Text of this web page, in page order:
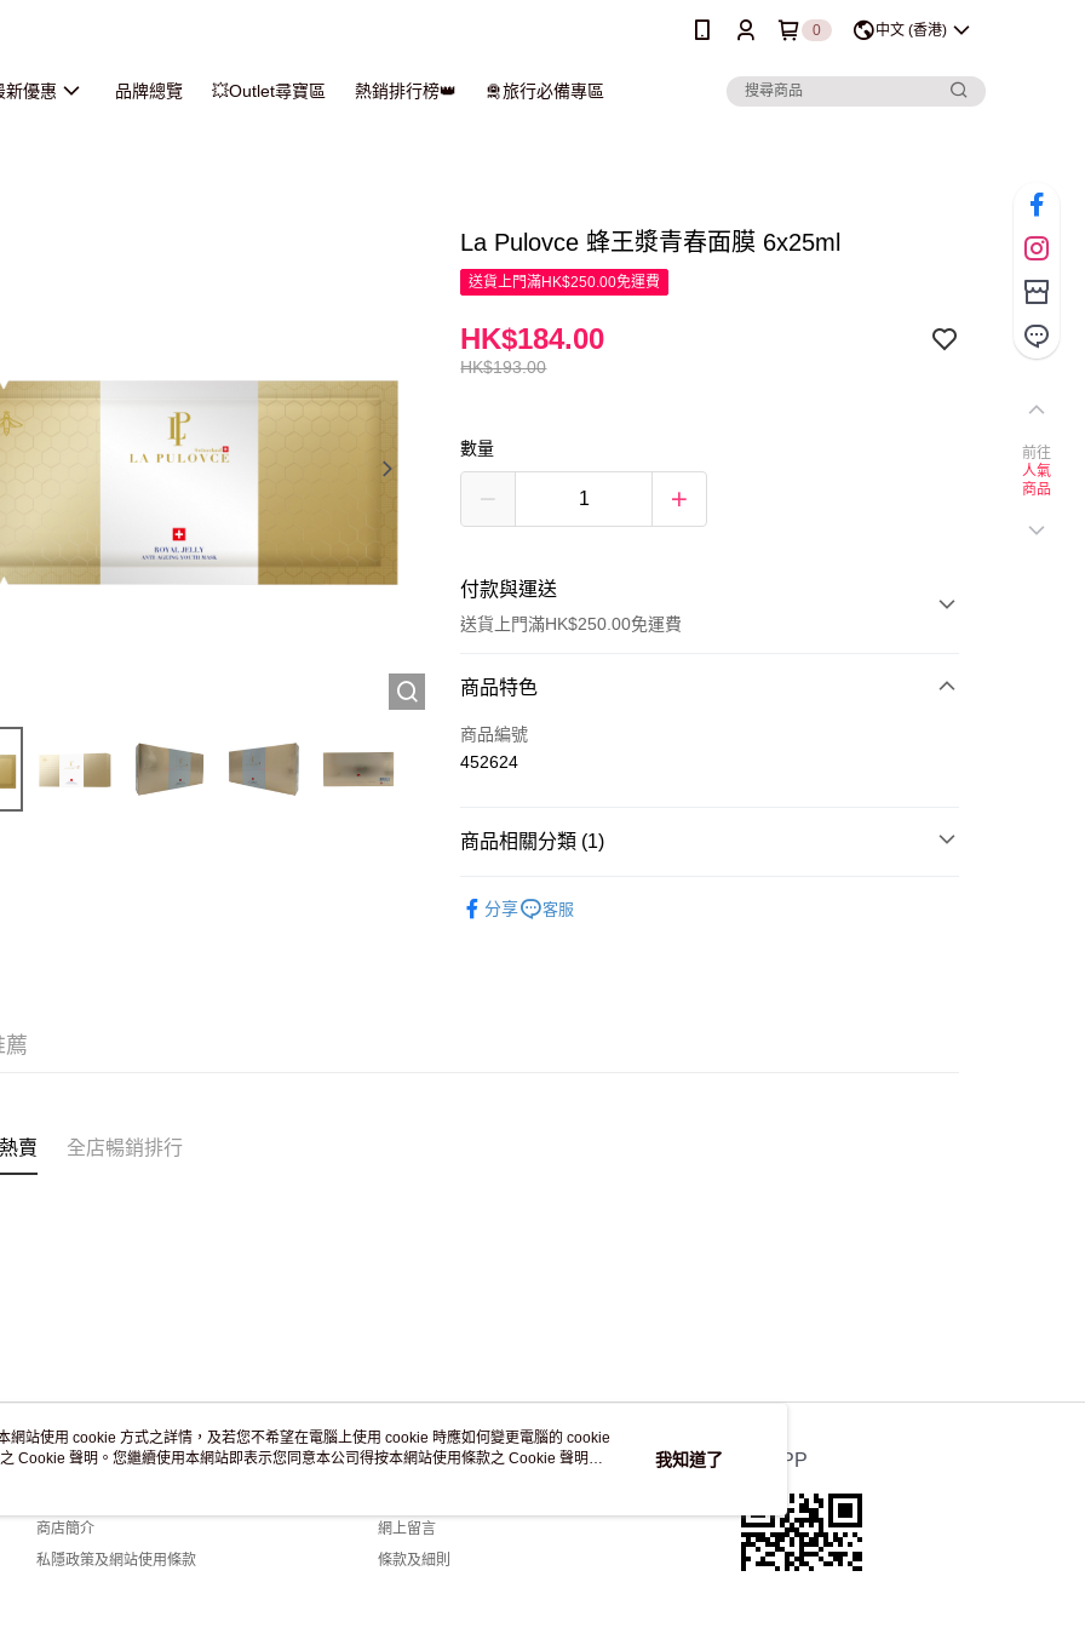
0 中文 (香港)
新優惠 品牌總覽 💥Outlet尋寶區 熱銷排行榜👑 🛅旅行必備專區
La Pulovce 蜂王漿青春面膜 6x25ml
送貨上門滿HK$250.00免運費
HK$193.00
HK$184.00
數量
付款與運送
送貨上門滿HK$250.00免運費
付款方式
信用卡
商品特色
商品編號
452624
商品相關分類 (1)
分享
客服
薦
賣 全店暢銷排行
關於我們
商店簡介
私隱政策及網站使用條款
客戶服務
網上留言
條款及細則
官方APP
前往
人氣
商品
網站使用 cookie 方式之詳情，及若您不希望在電腦上使用 cookie 時應如何變更電腦的 cookie
Cookie 聲明。您繼續使用本網站即表示您同意本公司得按本網站使用條款之 Cookie 聲明使
我知道了